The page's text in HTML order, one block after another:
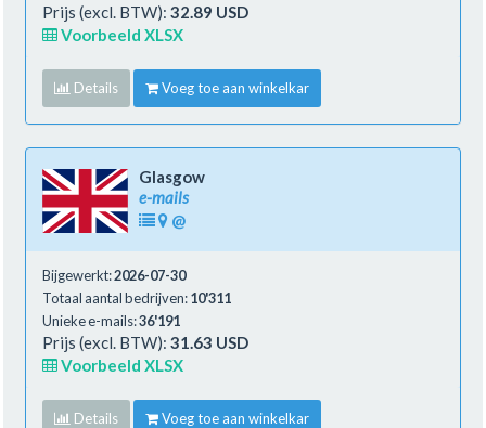
Prijs (excl. BTW): 32.89 USD
Voorbeeld XLSX
Details Voeg toe aan winkelkar
Glasgow
e-mails
@
Bijgewerkt:2026-07-30
Totaal aantal bedrijven:10'311
Unieke e-mails:36'191
Prijs (excl. BTW): 31.63 USD
Voorbeeld XLSX
Details Voeg toe aan winkelkar